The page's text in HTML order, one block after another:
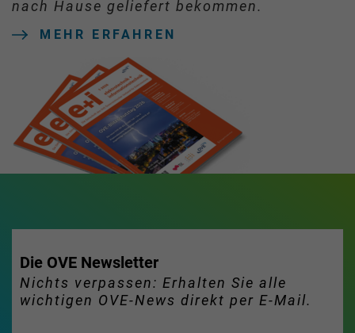
nach Hause geliefert bekommen.
MEHR ERFAHREN
Die OVE Newsletter
Nichts verpassen: Erhalten Sie alle
wichtigen OVE-News direkt per E-Mail.